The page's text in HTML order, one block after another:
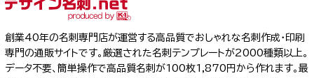
創業40年の名刺専門店が運営する高品質でおしゃれな名刺作成・印刷
専門の通販サイトです。厳選された名刺テンプレートが2000種類以上。
データ不要、簡単操作で高品質名刺が100枚1,870円から作れます。最